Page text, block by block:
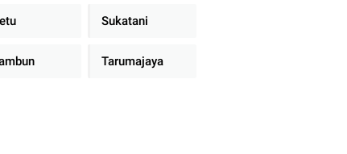
Sukatani
Tarumajaya